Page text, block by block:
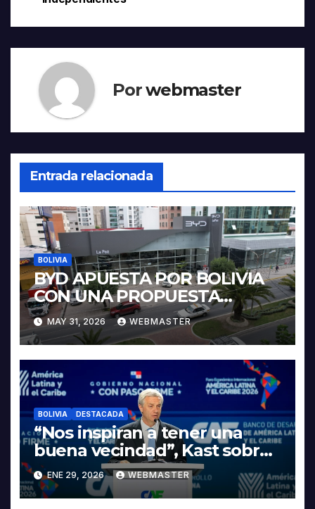
Porwebmaster
Entrada relacionada
BOLIVIA
BYD APUESTA POR BOLIVIA
CON UNA PROPUESTA
INTEGRAL PARA IMPULSAR
LA ELECTROMOVILIDAD Y LA
INDUSTRIALIZACIÓN DEL
LITIO
MAY 31, 2026 WEBMASTER
BOLIVIA DESTACADA
“Nos inspiran a tener una
buena vecindad”, Kast sobre
discurso del presidente
Rodrigo Paz
ENE 29, 2026 WEBMASTER